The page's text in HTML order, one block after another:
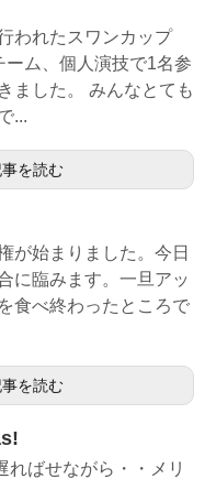
われたスワンカップ
ーム、個人演技で1名参
ました。 みんなとても
...
を読む
が始まりました。今日
に臨みます。一旦アッ
食べ終わったところで
を読む
ればせながら・・メリ